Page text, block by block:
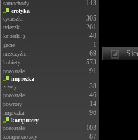
samochody 113
erotyka
cycuszki
305
tyłeczki 261
kajzerki;) 40
gacie 1
meżczyźni 69
kobiety 573
pozostałe 91
imprezka
zrzuty
38
pozostałe 46
powroty 14
imprezka 96
komputery
pozostałe
103
komputerowcy 87